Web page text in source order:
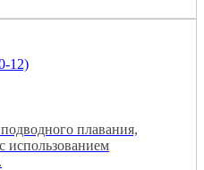
12)
плавания,
использованием